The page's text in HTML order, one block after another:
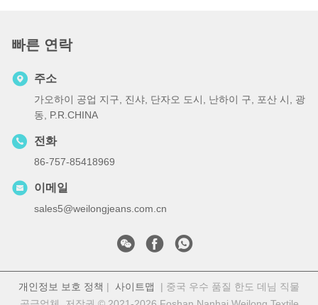
빠른 연락
주소
가오하이 공업 지구, 진샤, 단자오 도시, 난하이 구, 포산 시, 광
동, P.R.CHINA
전화
86-757-85418969
이메일
sales5@weilongjeans.com.cn
개인정보 보호 정책 | 사이트맵
| 중국 우수 품질 한도 데님 직물